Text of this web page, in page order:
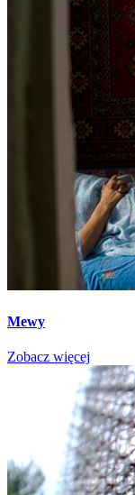
Mewy
Zobacz więcej